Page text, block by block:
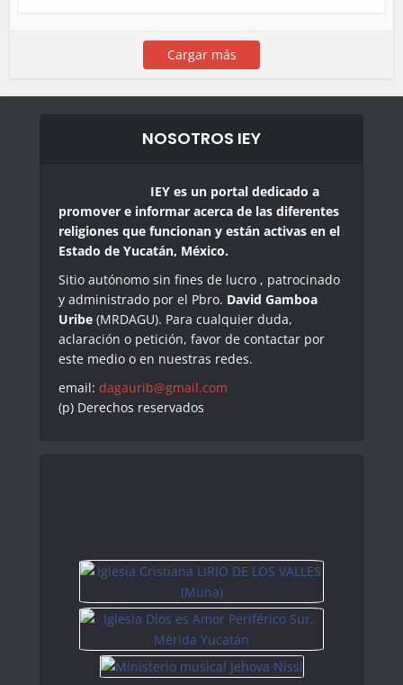
Cargar más
NOSOTROS IEY
IEY es un portal dedicado a
promover e informar acerca de las diferentes
religiones que funcionan y están activas en el
Estado de Yucatán, México.
Sitio autónomo sin fines de lucro , patrocinado
y administrado por el Pbro. David Gamboa
Uribe (MRDAGU). Para cualquier duda,
aclaración o petición, favor de contactar por
este medio o en nuestras redes.
email: dagaurib@gmail.com
(p) Derechos reservados